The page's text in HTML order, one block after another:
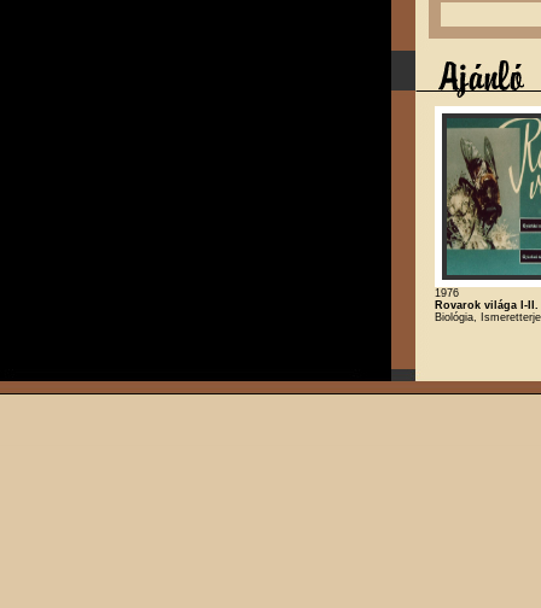
1976
Rovarok világa I-II.
Biológia,